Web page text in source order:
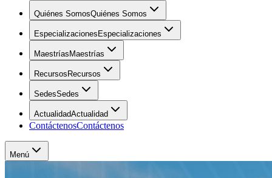
Quiénes SomosQuiénes Somos
Especializaciones Especializaciones
Maestrías Maestrías
Recursos Recursos
SedesSedes
ActualidadActualidad
ContáctenosContáctenos
Menú